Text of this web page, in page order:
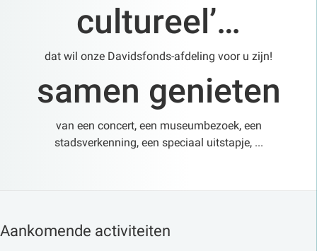
cultureel’…
dat wil onze Davidsfonds-afdeling voor u zijn!
samen genieten
van een concert, een museumbezoek, een
stadsverkenning, een speciaal uitstapje, ...
Aankomende activiteiten